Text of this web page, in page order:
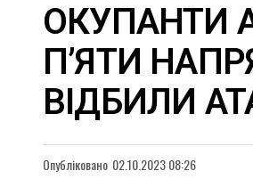
ОКУПАНТИ
П’ЯТИ
ВІДБИЛИ
Опубліковано 02.10.2023 08:26